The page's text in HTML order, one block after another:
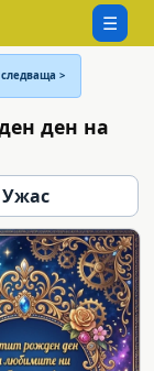
☰
следваща >
ден на
Ужас